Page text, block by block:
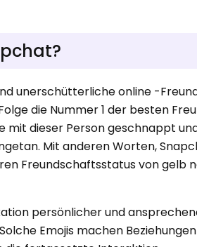
unerschütterliche online -
die Nummer 1 der besten
mit dieser Person geschnappt
Mit anderen Worten,
Freundschaftsstatus von gelb
persönlicher und
Emojis machen